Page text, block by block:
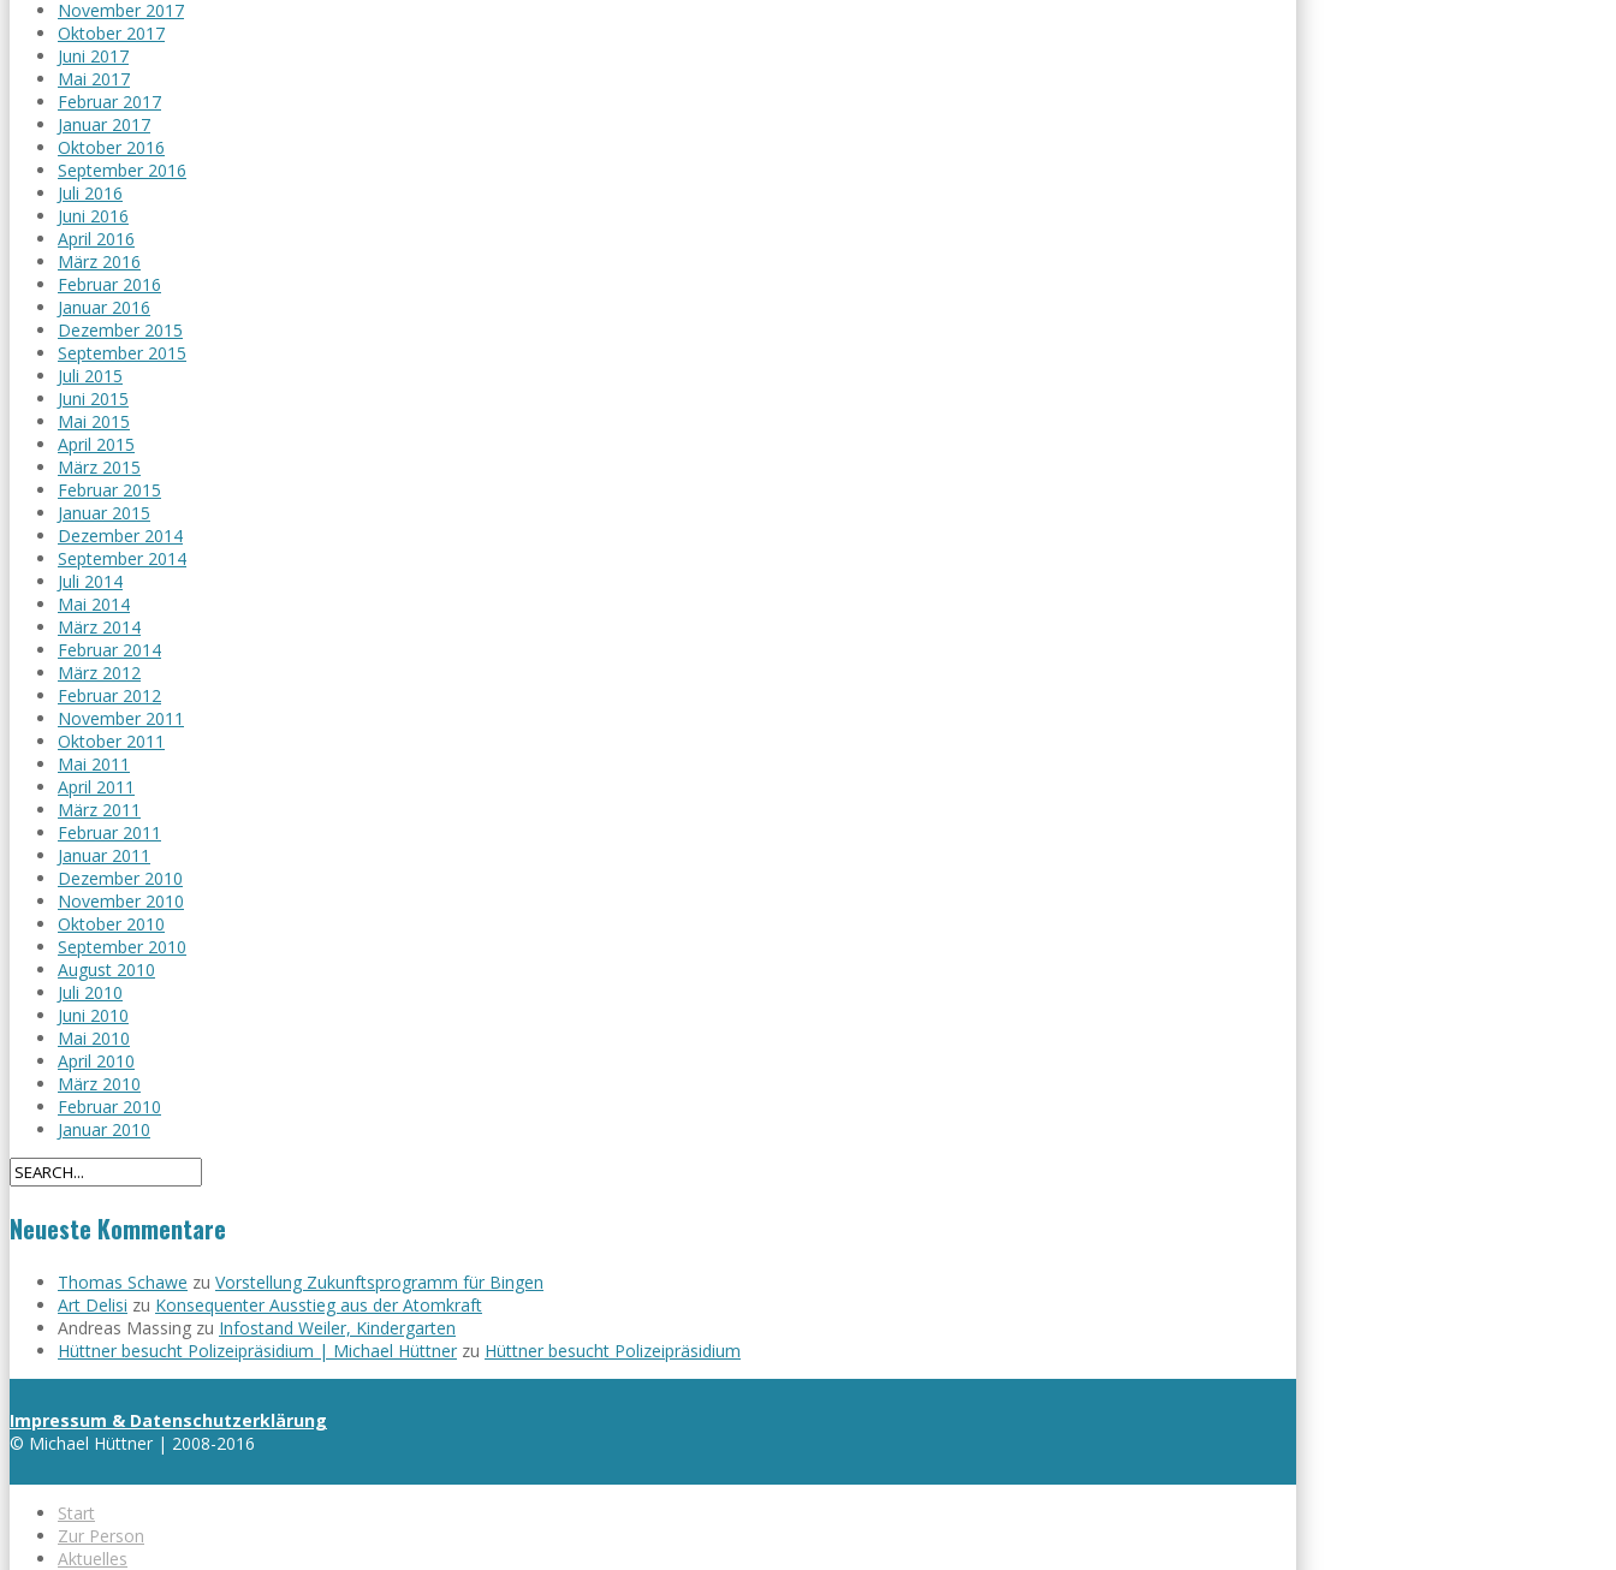
November 2017
Oktober 2017
Juni 2017
Mai 2017
Februar 2017
Januar 2017
Oktober 2016
September 2016
Juli 2016
Juni 2016
April 2016
März 2016
Februar 2016
Januar 2016
Dezember 2015
September 2015
Juli 2015
Juni 2015
Mai 2015
April 2015
März 2015
Februar 2015
Januar 2015
Dezember 2014
September 2014
Juli 2014
Mai 2014
März 2014
Februar 2014
März 2012
Februar 2012
November 2011
Oktober 2011
Mai 2011
April 2011
März 2011
Februar 2011
Januar 2011
Dezember 2010
November 2010
Oktober 2010
September 2010
August 2010
Juli 2010
Juni 2010
Mai 2010
April 2010
März 2010
Februar 2010
Januar 2010
Neueste Kommentare
Thomas Schawe zu Vorstellung Zukunftsprogramm für Bingen
Art Delisi zu Konsequenter Ausstieg aus der Atomkraft
Andreas Massing zu Infostand Weiler, Kindergarten
Hüttner besucht Polizeipräsidium | Michael Hüttner zu Hüttner besucht Polizeipräsidium
Impressum & Datenschutzerklärung
© Michael Hüttner | 2008-2016
Start
Zur Person
Aktuelles